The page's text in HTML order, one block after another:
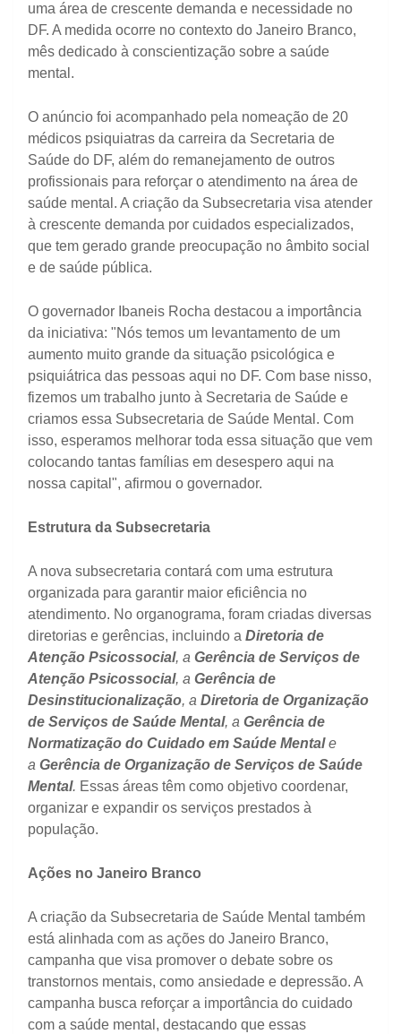
uma área de crescente demanda e necessidade no
DF. A medida ocorre no contexto do Janeiro Branco,
mês dedicado à conscientização sobre a saúde
mental.
O anúncio foi acompanhado pela nomeação de 20
médicos psiquiatras da carreira da Secretaria de
Saúde do DF, além do remanejamento de outros
profissionais para reforçar o atendimento na área de
saúde mental. A criação da Subsecretaria visa atender
à crescente demanda por cuidados especializados,
que tem gerado grande preocupação no âmbito social
e de saúde pública.
O governador Ibaneis Rocha destacou a importância
da iniciativa: "Nós temos um levantamento de um
aumento muito grande da situação psicológica e
psiquiátrica das pessoas aqui no DF. Com base nisso,
fizemos um trabalho junto à Secretaria de Saúde e
criamos essa Subsecretaria de Saúde Mental. Com
isso, esperamos melhorar toda essa situação que vem
colocando tantas famílias em desespero aqui na
nossa capital", afirmou o governador.
Estrutura da Subsecretaria
A nova subsecretaria contará com uma estrutura
organizada para garantir maior eficiência no
atendimento. No organograma, foram criadas diversas
diretorias e gerências, incluindo a Diretoria de
Atenção Psicossocial, a Gerência de Serviços de
Atenção Psicossocial, a Gerência de
Desinstitucionalização, a Diretoria de Organização
de Serviços de Saúde Mental, a Gerência de
Normatização do Cuidado em Saúde Mentale
a Gerência de Organização de Serviços de Saúde
Mental. Essas áreas têm como objetivo coordenar,
organizar e expandir os serviços prestados à
população.
Ações no Janeiro Branco
A criação da Subsecretaria de Saúde Mental também
está alinhada com as ações do Janeiro Branco,
campanha que visa promover o debate sobre os
transtornos mentais, como ansiedade e depressão. A
campanha busca reforçar a importância do cuidado
com a saúde mental, destacando que essas